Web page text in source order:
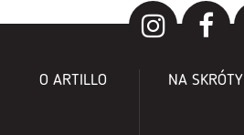
O ARTILLO NA SKRÓTY